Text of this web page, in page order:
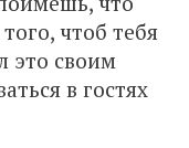
чтоб тебя
это своим
в гостях